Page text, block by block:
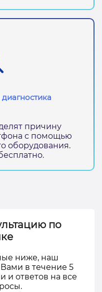
причину
с помощью
оборудования.
по
ниже, наш
в течение 5
и ответов на все